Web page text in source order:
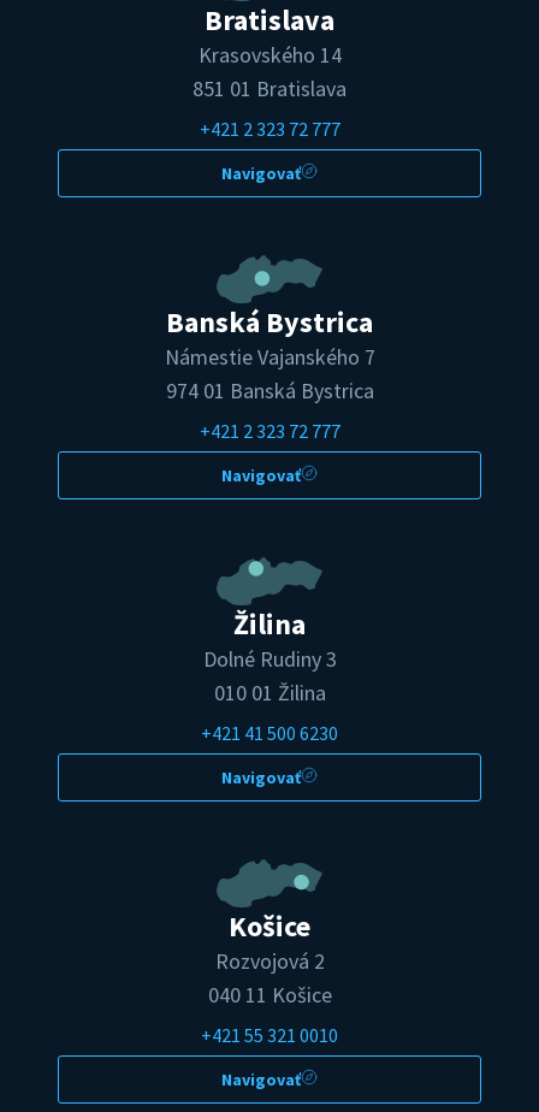
Bratislava
Krasovského 14
851 01 Bratislava
+421 2 323 72 777
Navigovať
Banská Bystrica
Námestie Vajanského 7
974 01 Banská Bystrica
+421 2 323 72 777
Navigovať
Žilina
Dolné Rudiny 3
010 01 Žilina
+421 41 500 6230
Navigovať
Košice
Rozvojová 2
040 11 Košice
+421 55 321 0010
Navigovať